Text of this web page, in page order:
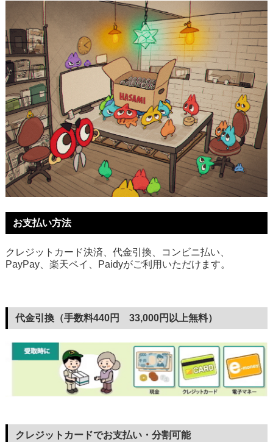
お支払い方法
クレジットカード決済、代金引換、コンビニ払い、
PayPay、楽天ペイ、Paidyがご利用いただけます。
代金引換（手数料440円 33,000円以上無料）
クレジットカードでお支払い・分割可能